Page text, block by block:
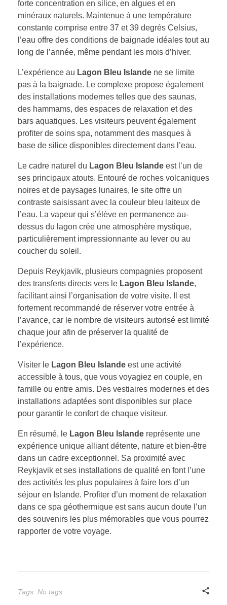
forte concentration en silice, en algues et en
minéraux naturels. Maintenue à une température
constante comprise entre 37 et 39 degrés Celsius,
l’eau offre des conditions de baignade idéales tout au
long de l’année, même pendant les mois d’hiver.
L’expérience au Lagon Bleu Islande ne se limite
pas à la baignade. Le complexe propose également
des installations modernes telles que des saunas,
des hammams, des espaces de relaxation et des
bars aquatiques. Les visiteurs peuvent également
profiter de soins spa, notamment des masques à
base de silice disponibles directement dans l’eau.
Le cadre naturel du Lagon Bleu Islande est l’un de
ses principaux atouts. Entouré de roches volcaniques
noires et de paysages lunaires, le site offre un
contraste saisissant avec la couleur bleu laiteux de
l’eau. La vapeur qui s’élève en permanence au-
dessus du lagon crée une atmosphère mystique,
particulièrement impressionnante au lever ou au
coucher du soleil.
Depuis Reykjavik, plusieurs compagnies proposent
des transferts directs vers le Lagon Bleu Islande,
facilitant ainsi l’organisation de votre visite. Il est
fortement recommandé de réserver votre entrée à
l’avance, car le nombre de visiteurs autorisé est limité
chaque jour afin de préserver la qualité de
l’expérience.
Visiter le Lagon Bleu Islande est une activité
accessible à tous, que vous voyagiez en couple, en
famille ou entre amis. Des vestiaires modernes et des
installations adaptées sont disponibles sur place
pour garantir le confort de chaque visiteur.
En résumé, le Lagon Bleu Islande représente une
expérience unique alliant détente, nature et bien-être
dans un cadre exceptionnel. Sa proximité avec
Reykjavik et ses installations de qualité en font l’une
des activités les plus populaires à faire lors d’un
séjour en Islande. Profiter d’un moment de relaxation
dans ce spa géothermique est sans aucun doute l’un
des souvenirs les plus mémorables que vous pourrez
rapporter de votre voyage.
Tags: No tags